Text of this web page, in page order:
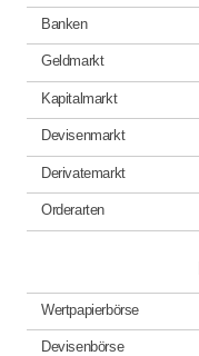
Banken
Geldmarkt
Kapitalmarkt
Devisenmarkt
Derivatemarkt
Orderarten
Wertpapierbörse
Devisenbörse